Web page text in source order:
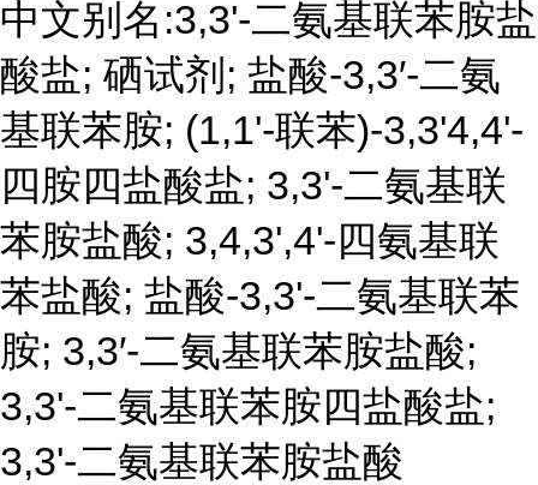
中文别名:3,3'-二氨基联苯胺盐
酸盐; 硒试剂; 盐酸-3,3′-二氨
基联苯胺; (1,1'-联苯)-3,3'4,4'-
四胺四盐酸盐; 3,3'-二氨基联
苯胺盐酸; 3,4,3',4'-四氨基联
苯盐酸; 盐酸-3,3'-二氨基联苯
胺; 3,3′-二氨基联苯胺盐酸;
3,3'-二氨基联苯胺四盐酸盐;
3,3'-二氨基联苯胺盐酸